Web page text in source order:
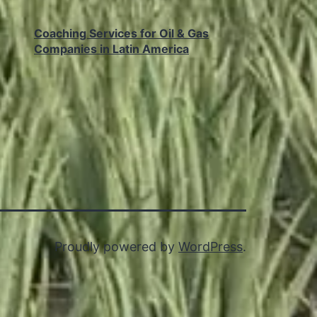
Coaching Services for Oil & Gas
Companies in Latin America
Proudly powered by WordPress.